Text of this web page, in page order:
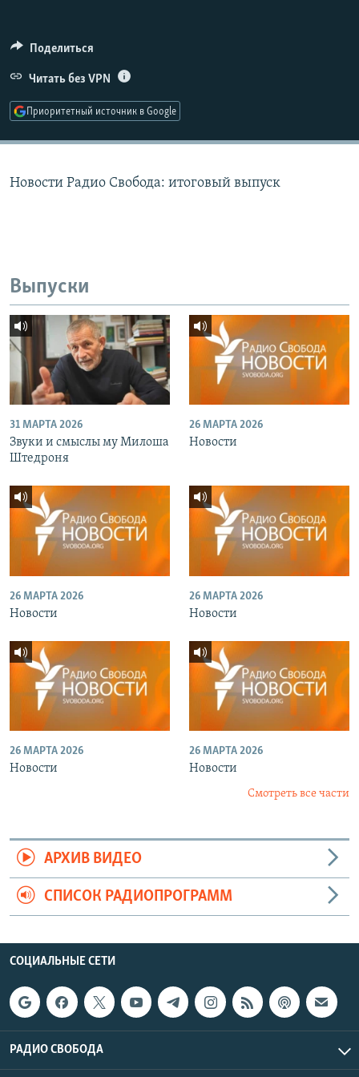
ПОДПИШИТЕСЬ НА РАССЫЛКУ
СОЦИАЛЬНЫЕ СЕТИ
Поделиться
Читать без VPN
Приоритетный источник в Google
Новости Радио Свобода: итоговый выпуск
Выпуски
31 МАРТА 2026
Звуки и смыслы му Милоша
Штедроня
26 МАРТА 2026
Новости
26 МАРТА 2026
Новости
26 МАРТА 2026
Новости
26 МАРТА 2026
Новости
26 МАРТА 2026
Новости
Смотреть все части
АРХИВ ВИДЕО
СПИСОК РАДИОПРОГРАММ
СОЦИАЛЬНЫЕ СЕТИ
РАДИО СВОБОДА